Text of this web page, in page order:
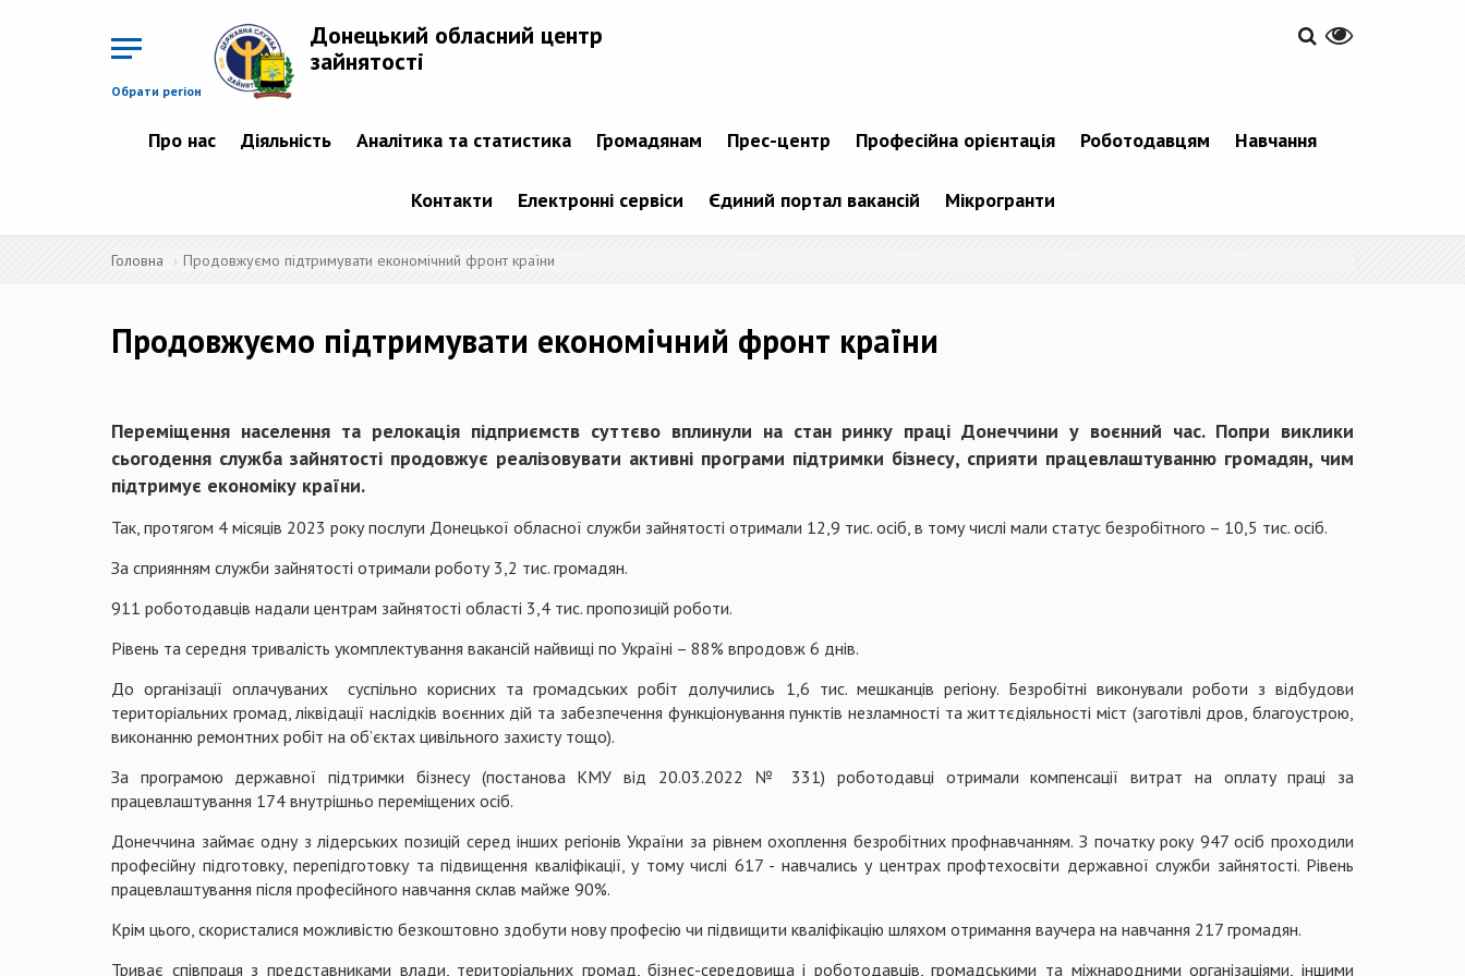
Обрати регіон
Донецький обласний центр
зайнятості
Про нас Діяльність Аналітика та статистика Громадянам Прес-центр Професійна орієнтація Роботодавцям Навчання
Контакти Електронні сервіси Єдиний портал вакансій Мікрогранти
Головна Продовжуємо підтримувати економічний фронт країни
Продовжуємо підтримувати економічний фронт країни
Переміщення населення та релокація підприємств суттєво вплинули на стан ринку праці Донеччини у воєнний час. Попри виклики
сьогодення служба зайнятості продовжує реалізовувати активні програми підтримки бізнесу, сприяти працевлаштуванню громадян, чим
підтримує економіку країни.
Так, протягом 4 місяців 2023 року послуги Донецької обласної служби зайнятості отримали 12,9 тис. осіб, в тому числі мали статус безробітного – 10,5 тис. осіб.
За сприянням служби зайнятості отримали роботу 3,2 тис. громадян.
911 роботодавців надали центрам зайнятості області 3,4 тис. пропозицій роботи.
Рівень та середня тривалість укомплектування вакансій найвищі по Україні – 88% впродовж 6 днів.
До організації оплачуваних суспільно корисних та громадських робіт долучились 1,6 тис. мешканців регіону. Безробітні виконували роботи з відбудови
територіальних громад, ліквідації наслідків воєнних дій та забезпечення функціонування пунктів незламності та життєдіяльності міст (заготівлі дров, благоустрою,
виконанню ремонтних робіт на об’єктах цивільного захисту тощо).
За програмою державної підтримки бізнесу (постанова КМУ від 20.03.2022 № 331) роботодавці отримали компенсації витрат на оплату праці за
працевлаштування 174 внутрішньо переміщених осіб.
Донеччина займає одну з лідерських позицій серед інших регіонів України за рівнем охоплення безробітних профнавчанням. З початку року 947 осіб проходили
професійну підготовку, перепідготовку та підвищення кваліфікації, у тому числі 617 - навчались у центрах профтехосвіти державної служби зайнятості. Рівень
працевлаштування після професійного навчання склав майже 90%.
Крім цього, скористалися можливістю безкоштовно здобути нову професію чи підвищити кваліфікацію шляхом отримання ваучера на навчання 217 громадян.
Триває співпраця з представниками влади, територіальних громад, бізнес-середовища і роботодавців, громадськими та міжнародними організаціями, іншими